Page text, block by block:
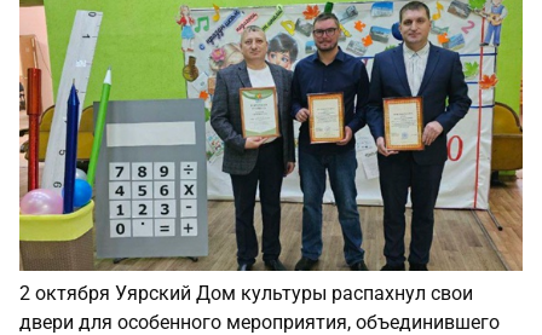
2 октября Уярский Дом культуры распахнул свои
двери для особенного мероприятия, объединившего